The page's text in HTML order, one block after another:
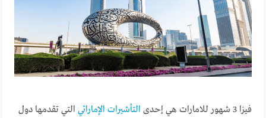
فيزا 3 شهور للامارات هي إحدى التأشيرات الإماراتي التي تقدمها دول